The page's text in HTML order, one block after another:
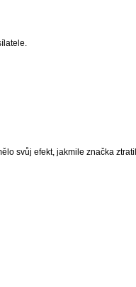
svůj efekt, jakmile značka